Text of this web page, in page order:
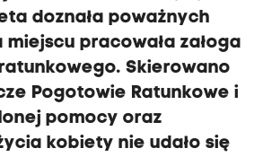
doznała poważnych
miejscu pracowała załoga
Skierowano
Pogotowie Ratunkowe i
pomocy oraz
kobiety nie udało się